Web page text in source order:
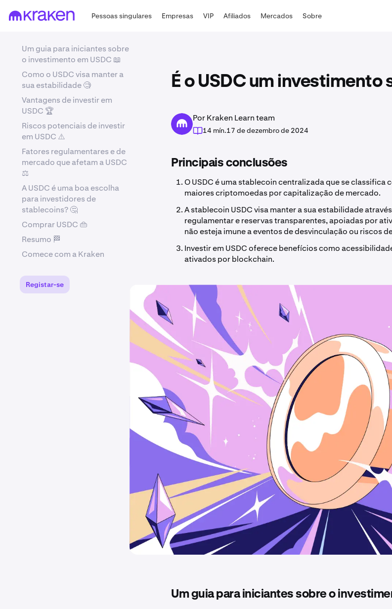
Pessoas singulares Empresas VIP Afiliados Mercados Sobre
É o USDC um investimento
Por Kraken Learn team
14 mín.17 de dezembro de 2024
Principais conclusões
O USDC é uma stablecoin centralizada que se classifica
maiores criptomoedas por capitalização de mercado.
A stablecoin USDC visa manter a sua estabilidade
regulamentar e reservas transparentes, apoiadas por
não esteja imune a eventos de desvinculação ou riscos
Investir em USDC oferece benefícios como
ativados por blockchain.
Um guia para iniciantes sobre o
Um guia para iniciantes sobre
o investimento em USDC 📖
Como o USDC visa manter a
sua estabilidade 🧐
Vantagens de investir em
USDC 🏆
Riscos potenciais de investir
em USDC ⚠️
Fatores regulamentares e de
mercado que afetam a USDC
⚖️
A USDC é uma boa escolha
para investidores de
stablecoins? 🤔
Comprar USDC 👜
Resumo 🏁
Comece com a Kraken
Registar-se